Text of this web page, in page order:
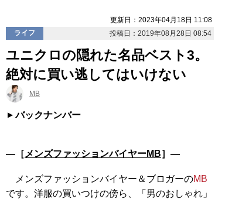
更新日：2023年04月18日 11:08
ライフ
投稿日：2019年08月28日 08:54
ユニクロの隠れた名品ベスト3。
絶対に買い逃してはいけない
MB
バックナンバー
―［ メンズファッションバイヤーMB］―
メンズファッションバイヤー＆ブロガーのMB
です。洋服の買いつけの傍ら、「男のおしゃれ」